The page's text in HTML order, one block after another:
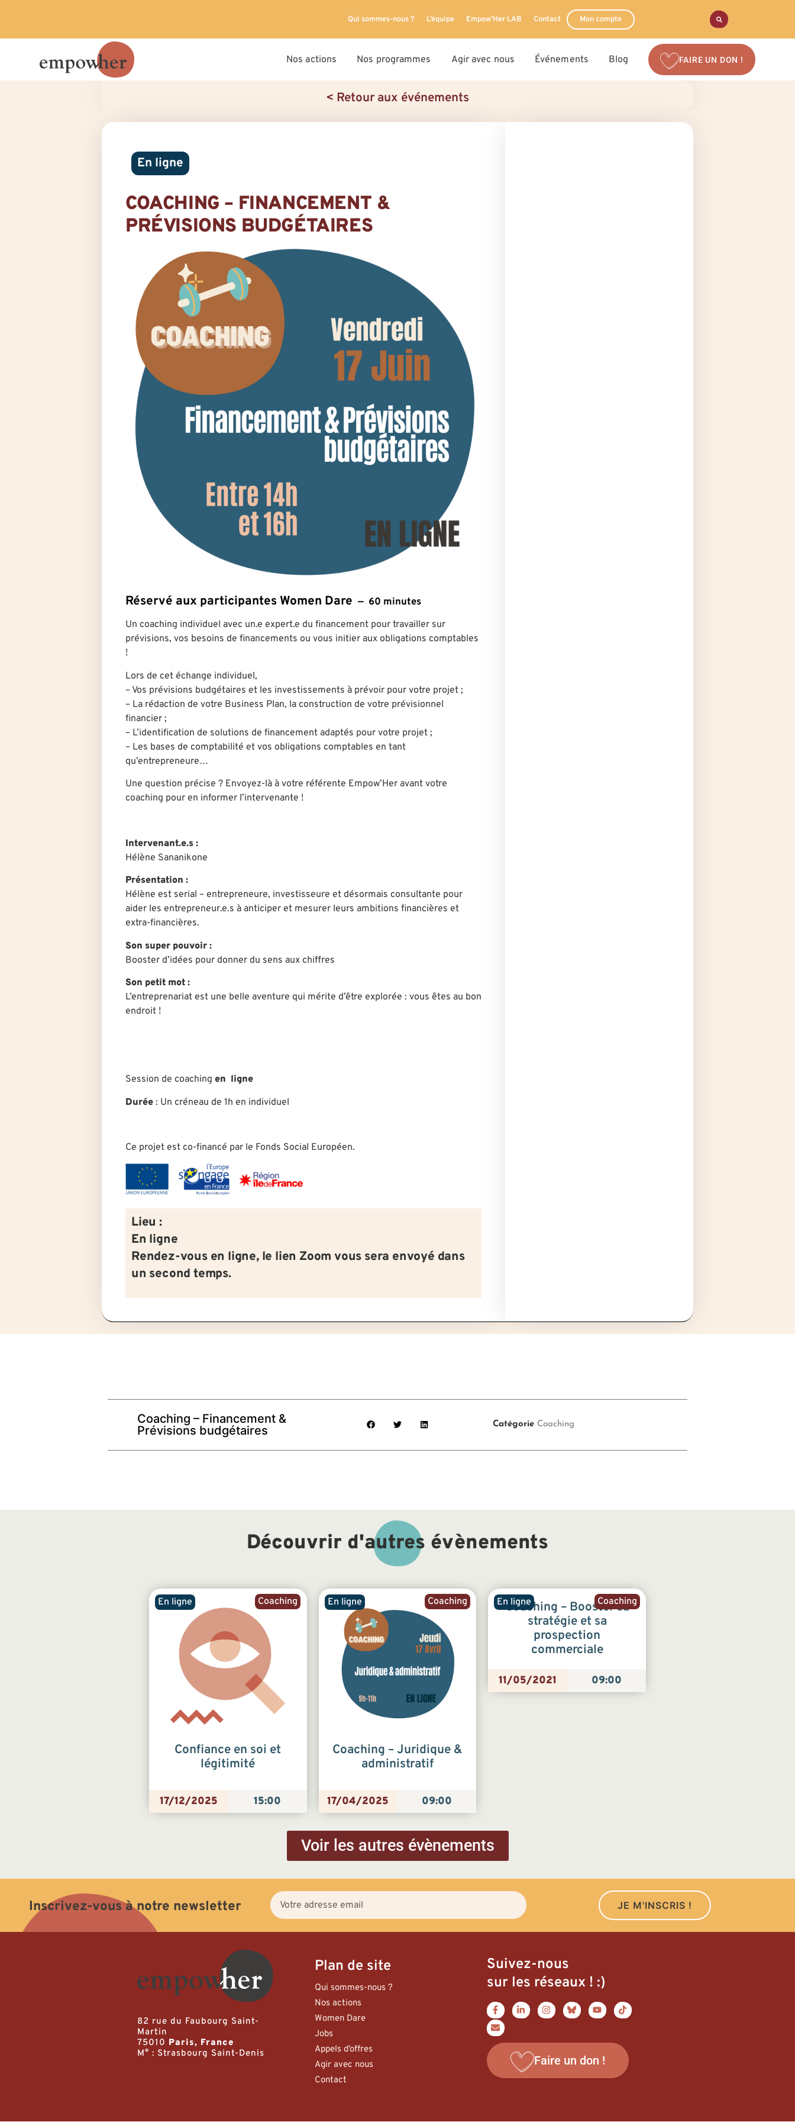
Qui sommes-nous ? L’équipe Empow’Her LAB Contact Mon compte
Nos actions Nos programmes Agir avec nous Événements Blog FAIRE UN DON !
< Retour aux événements
En ligne
COACHING – FINANCEMENT &
PRÉVISIONS BUDGÉTAIRES
Réservé aux participantes Women Dare 60 minutes
Un coaching individuel avec un.e expert.e du financement pour travailler sur
prévisions, vos besoins de financements ou vous initier aux obligations comptables
!
Lors de cet échange individuel,
– Vos prévisions budgétaires et les investissements à prévoir pour votre projet ;
– La rédaction de votre Business Plan, la construction de votre prévisionnel
financier ;
– L’identification de solutions de financement adaptés pour votre projet ;
– Les bases de comptabilité et vos obligations comptables en tant
qu’entrepreneure…
Une question précise ? Envoyez-là à votre référente Empow’Her avant votre
coaching pour en informer l’intervenant·e !
Intervenant.e.s :
Hélène Sananikone
Présentation :
Hélène est serial – entrepreneure, investisseure et désormais consultante pour
aider les entrepreneur.e.s à anticiper et mesurer leurs ambitions financières et
extra-financières.
Son super pouvoir :
Booster d’idées pour donner du sens aux chiffres
Son petit mot :
L’entreprenariat est une belle aventure qui mérite d’être explorée : vous êtes au bon
endroit !
Session de coaching en ligne
Durée : Un créneau de 1h en individuel
Ce projet est co-financé par le Fonds Social Européen.
Lieu :
En ligne
Rendez-vous en ligne, le lien Zoom vous sera envoyé dans
un second temps.
Coaching – Financement &
Prévisions budgétaires
Catégorie Coaching
Découvrir d'autres évènements
Coaching
En ligne
Confiance en soi et
légitimité
17/12/2025 15:00
Coaching
En ligne
Coaching – Juridique &
administratif
17/04/2025 09:00
Coaching
En ligne
Coaching – Booster sa
stratégie et sa
prospection
commerciale
11/05/2021 09:00
Voir les autres évènements
Inscrivez-vous à notre newsletter JE M'INSCRIS !
82 rue du Faubourg Saint-
Martin
75010 Paris, France
M° : Strasbourg Saint-Denis
Plan de site
Qui sommes-nous ?
Nos actions
Women Dare
Jobs
Appels d’offres
Agir avec nous
Contact
Suivez-nous
sur les réseaux ! :)
Faire un don !